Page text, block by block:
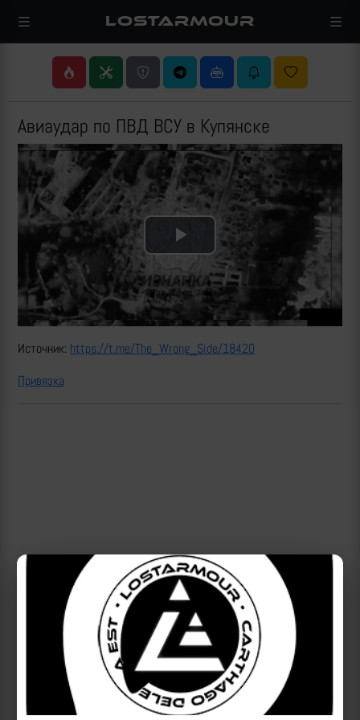
LOSTARMOUR
Авиаудар по ПВД ВСУ в Купянске
Play
Video
Источник: https://t.me/The_Wrong_Side/18420
Привязка